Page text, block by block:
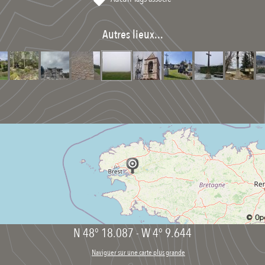
Autres lieux...
N 48° 18.087-W 4° 9.644
Naviguer sur une carte plus grande